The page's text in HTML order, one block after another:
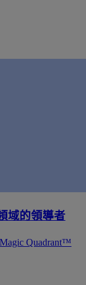
域的領導者
Quadrant™